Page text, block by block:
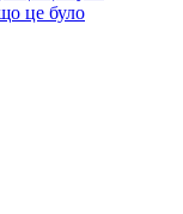
це було